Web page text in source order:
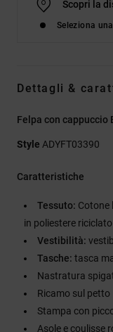
Scopri la
Seleziona
Dettagli &
Felpa con cappuccio
Style ADYFT03390
Caratteristiche
Tessuto: Cotone
in poliestere
Vestibilità:
Tasche: tasca
Nastratura
Ricamo sul petto
Stampa con
Asole e coulisse